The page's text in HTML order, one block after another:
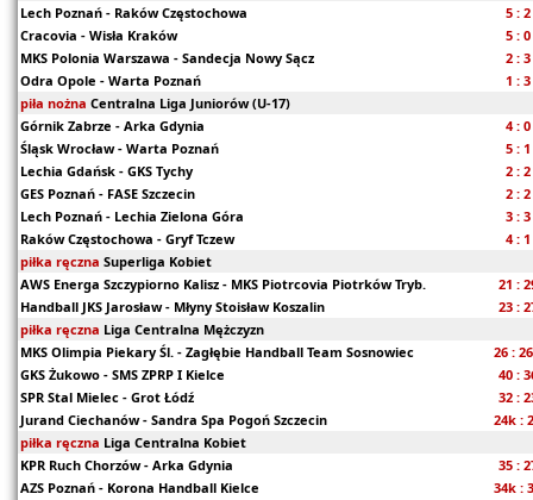
Lech Poznań - Raków Częstochowa
5 : 2
Cracovia - Wisła Kraków
5 : 0
MKS Polonia Warszawa - Sandecja Nowy Sącz
2 : 3
Odra Opole - Warta Poznań
1 : 3
piła nożna Centralna Liga Juniorów (U-17)
Górnik Zabrze - Arka Gdynia
4 : 0
Śląsk Wrocław - Warta Poznań
5 : 1
Lechia Gdańsk - GKS Tychy
2 : 2
GES Poznań - FASE Szczecin
2 : 2
Lech Poznań - Lechia Zielona Góra
3 : 3
Raków Częstochowa - Gryf Tczew
4 : 1
piłka ręczna Superliga Kobiet
AWS Energa Szczypiorno Kalisz - MKS Piotrcovia Piotrków Tryb.
21 :
Handball JKS Jarosław - Młyny Stoisław Koszalin
23 :
piłka ręczna Liga Centralna Mężczyzn
MKS Olimpia Piekary Śl. - Zagłębie Handball Team Sosnowiec
26 :
GKS Żukowo - SMS ZPRP I Kielce
40 :
SPR Stal Mielec - Grot Łódź
32 :
Jurand Ciechanów - Sandra Spa Pogoń Szczecin
24k :
piłka ręczna Liga Centralna Kobiet
KPR Ruch Chorzów - Arka Gdynia
35 :
AZS Poznań - Korona Handball Kielce
34k :